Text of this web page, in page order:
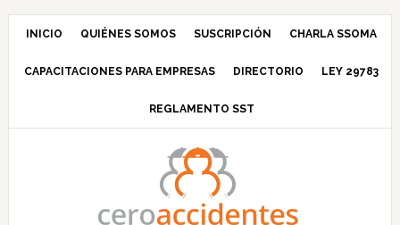
Saltar
navegación
Saltar
principal
Saltar
barra
principal
Saltar
INICIO QUIÉNES SOMOS SUSCRIPCIÓN CHARLA SSOMA
CAPACITACIONES PARA EMPRESAS DIRECTORIO LEY 29783
REGLAMENTO SST